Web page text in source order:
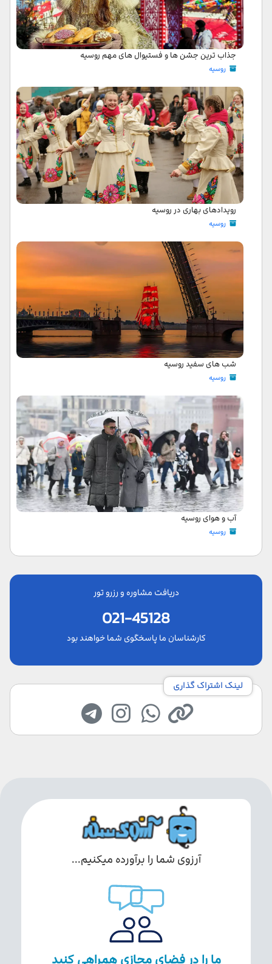
جذاب ترین جشن ‌ها و فستیوال‌ های مهم روسیه
روسیه
رویدادهای بهاری در روسیه
روسیه
شب های سفید روسیه
روسیه
آب و هوای روسیه
روسیه
دریافت مشاوره و رزرو تور
021-45128
کارشناسان ما پاسخگوی شما خواهند بود
لینک اشتراک گذاری
آرزوی شما را برآورده میکنیم...
ما را در فضای مجازی همراهی کنید